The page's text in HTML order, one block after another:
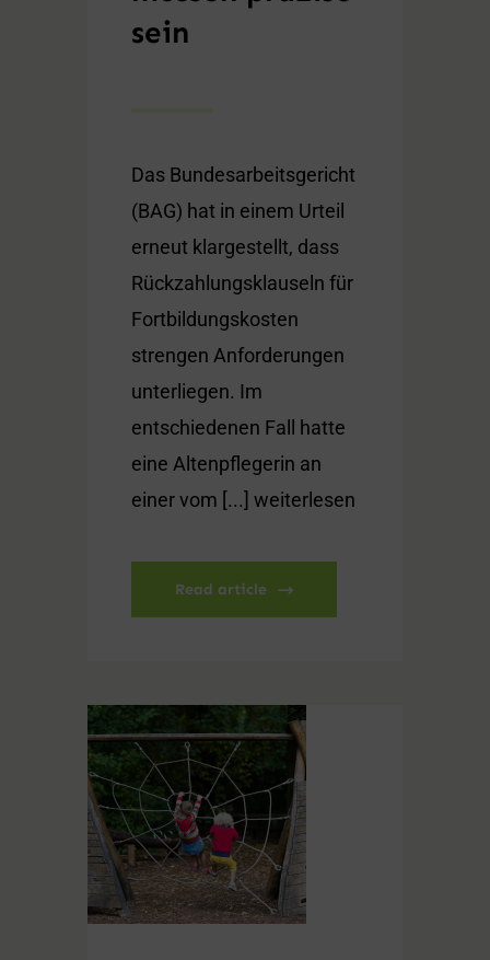
sein
Das Bundesarbeitsgericht
(BAG) hat in einem Urteil
erneut klargestellt, dass
Rückzahlungsklauseln für
Fortbildungskosten
strengen Anforderungen
unterliegen. Im
entschiedenen Fall hatte
eine Altenpflegerin an
einer vom [...] weiterlesen
Read article